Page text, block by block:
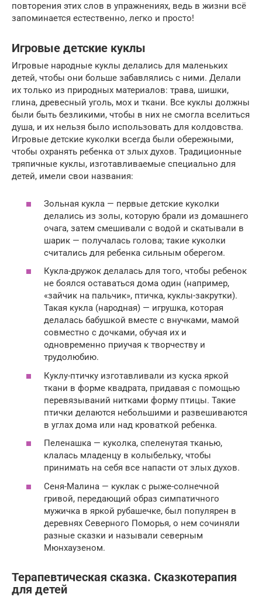
повторения этих слов в упражнениях, ведь в жизни всё
запоминается естественно, легко и просто!
Игровые детские куклы
Игровые народные куклы делались для маленьких
детей, чтобы они больше забавлялись с ними. Делали
их только из природных материалов: трава, шишки,
глина, древесный уголь, мох и ткани. Все куклы должны
были быть безликими, чтобы в них не смогла вселиться
душа, и их нельзя было использовать для колдовства.
Игровые детские куколки всегда были обережными,
чтобы охранять ребенка от злых духов. Традиционные
тряпичные куклы, изготавливаемые специально для
детей, имели свои названия:
Зольная кукла — первые детские куколки
делались из золы, которую брали из домашнего
очага, затем смешивали с водой и скатывали в
шарик — получалась голова; такие куколки
считались для ребенка сильным оберегом.
Кукла-дружок делалась для того, чтобы ребенок
не боялся оставаться дома один (например,
«зайчик на пальчик», птичка, куклы-закрутки).
Такая кукла (народная) — игрушка, которая
делалась бабушкой вместе с внучками, мамой
совместно с дочками, обучая их и
одновременно приучая к творчеству и
трудолюбию.
Куклу-птичку изготавливали из куска яркой
ткани в форме квадрата, придавая с помощью
перевязываний нитками форму птицы. Такие
птички делаются небольшими и развешиваются
в углах дома или над кроваткой ребенка.
Пеленашка — куколка, спеленутая тканью,
клалась младенцу в колыбельку, чтобы
принимать на себя все напасти от злых духов.
Сеня-Малина — куклак с рыже-солнечной
гривой, передающий образ симпатичного
мужичка в яркой рубашечке, был популярен в
деревнях Северного Поморья, о нем сочиняли
разные сказки и называли северным
Мюнхаузеном.
Терапевтическая сказка. Сказкотерапия
для детей